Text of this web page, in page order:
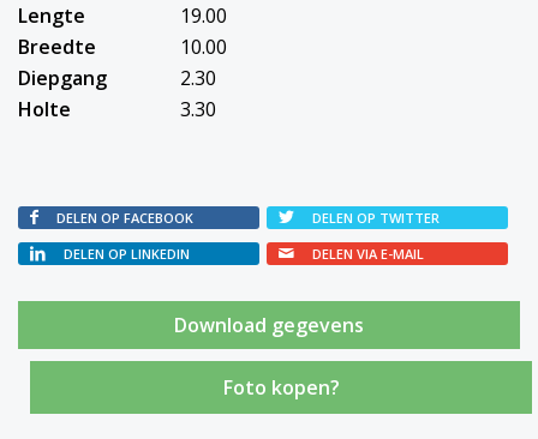
Lengte
19.00
Breedte
10.00
Diepgang
2.30
Holte
3.30
DELEN OP FACEBOOK
DELEN OP TWITTER
DELEN OP LINKEDIN
DELEN VIA E-MAIL
Foto kopen?